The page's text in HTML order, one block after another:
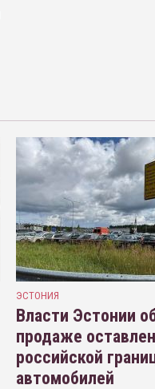
ЭСТОНИЯ
Власти Эстонии
продаже
российской
автомобилей